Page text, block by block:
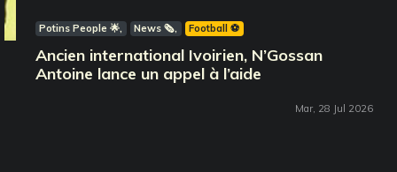
Potins People 🌟 News 🗞️ Football ⚽️
Ancien international Ivoirien, N’Gossan
Antoine lance un appel à l’aide
Mar, 28 Jul 2026